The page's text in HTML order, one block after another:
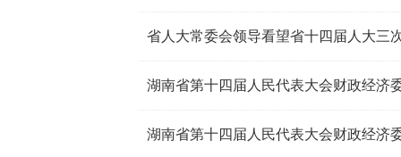
省人大常委会领导看望省十四届人大三